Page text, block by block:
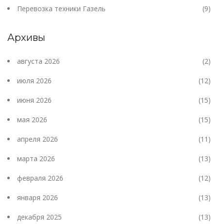
Перевозка техники Газель (9)
Архивы
августа 2026 (2)
июля 2026 (12)
июня 2026 (15)
мая 2026 (15)
апреля 2026 (11)
марта 2026 (13)
февраля 2026 (12)
января 2026 (13)
декабря 2025 (13)